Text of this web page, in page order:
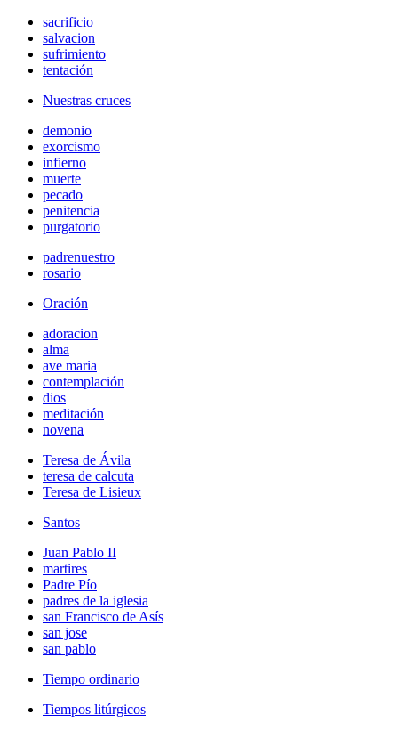
sacrificio
salvacion
sufrimiento
tentación
Nuestras cruces
demonio
exorcismo
infierno
muerte
pecado
penitencia
purgatorio
padrenuestro
rosario
Oración
adoracion
alma
ave maria
contemplación
dios
meditación
novena
Teresa de Ávila
teresa de calcuta
Teresa de Lisieux
Santos
Juan Pablo II
martires
Padre Pío
padres de la iglesia
san Francisco de Asís
san jose
san pablo
Tiempo ordinario
Tiempos litúrgicos